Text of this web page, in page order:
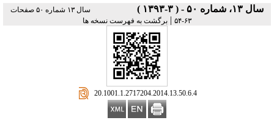
سال ۱۳، شماره ۵۰ - ( ۳-۱۳۹۳ )
سال ۱۳ شماره ۵۰ صفحات
۶۳-۵۴
| برگشت به فهرست نسخه ها
‎ 20.1001.1.2717204.2014.13.50.6.4